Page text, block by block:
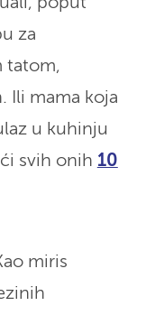
za
tatom,
Ili mama koja
u kuhinju
svih onih 10
miris